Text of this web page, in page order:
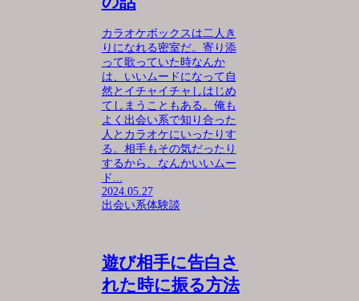
カラオケボックスは二人き
りになれる密室だ。寄り添
って歌っていた時なんか
は、いいムードになって自
然とイチャイチャしはじめ
てしまうこともある。俺も
よく出会い系で知り合った
人とカラオケにいったりす
る。相手もその気だったり
するから、なんかいいムー
ド...
2024.05.27
出会い系体験談
遊び相手に告白さ
れた時に振る方法